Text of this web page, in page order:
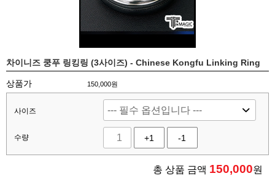
차이니즈 쿵푸 링킹링 (3사이즈) - Chinese Kongfu Linking Ring
상품가 150,000원
사이즈
수량 +1 -1
총 상품 금액 150,000원